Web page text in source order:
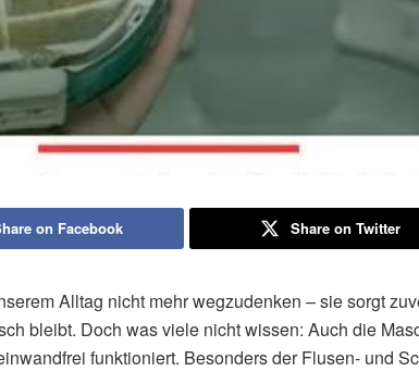
on Facebook Share on Twitter
Alltag nicht mehr wegzudenken – sie sorgt
bleibt. Doch was viele nicht wissen: Auch die
funktioniert. Besonders der Flusen- und